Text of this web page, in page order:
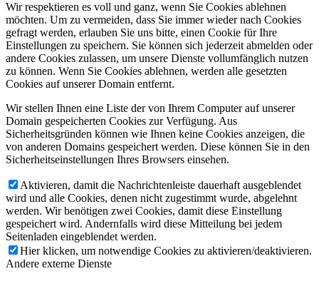
Wir respektieren es voll und ganz, wenn Sie Cookies ablehnen
möchten. Um zu vermeiden, dass Sie immer wieder nach Cookies
gefragt werden, erlauben Sie uns bitte, einen Cookie für Ihre
Einstellungen zu speichern. Sie können sich jederzeit abmelden oder
andere Cookies zulassen, um unsere Dienste vollumfänglich nutzen
zu können. Wenn Sie Cookies ablehnen, werden alle gesetzten
Cookies auf unserer Domain entfernt.
Wir stellen Ihnen eine Liste der von Ihrem Computer auf unserer
Domain gespeicherten Cookies zur Verfügung. Aus
Sicherheitsgründen können wie Ihnen keine Cookies anzeigen, die
von anderen Domains gespeichert werden. Diese können Sie in den
Sicherheitseinstellungen Ihres Browsers einsehen.
Aktivieren, damit die Nachrichtenleiste dauerhaft ausgeblendet
wird und alle Cookies, denen nicht zugestimmt wurde, abgelehnt
werden. Wir benötigen zwei Cookies, damit diese Einstellung
gespeichert wird. Andernfalls wird diese Mitteilung bei jedem
Seitenladen eingeblendet werden.
Hier klicken, um notwendige Cookies zu aktivieren/deaktivieren.
Andere externe Dienste